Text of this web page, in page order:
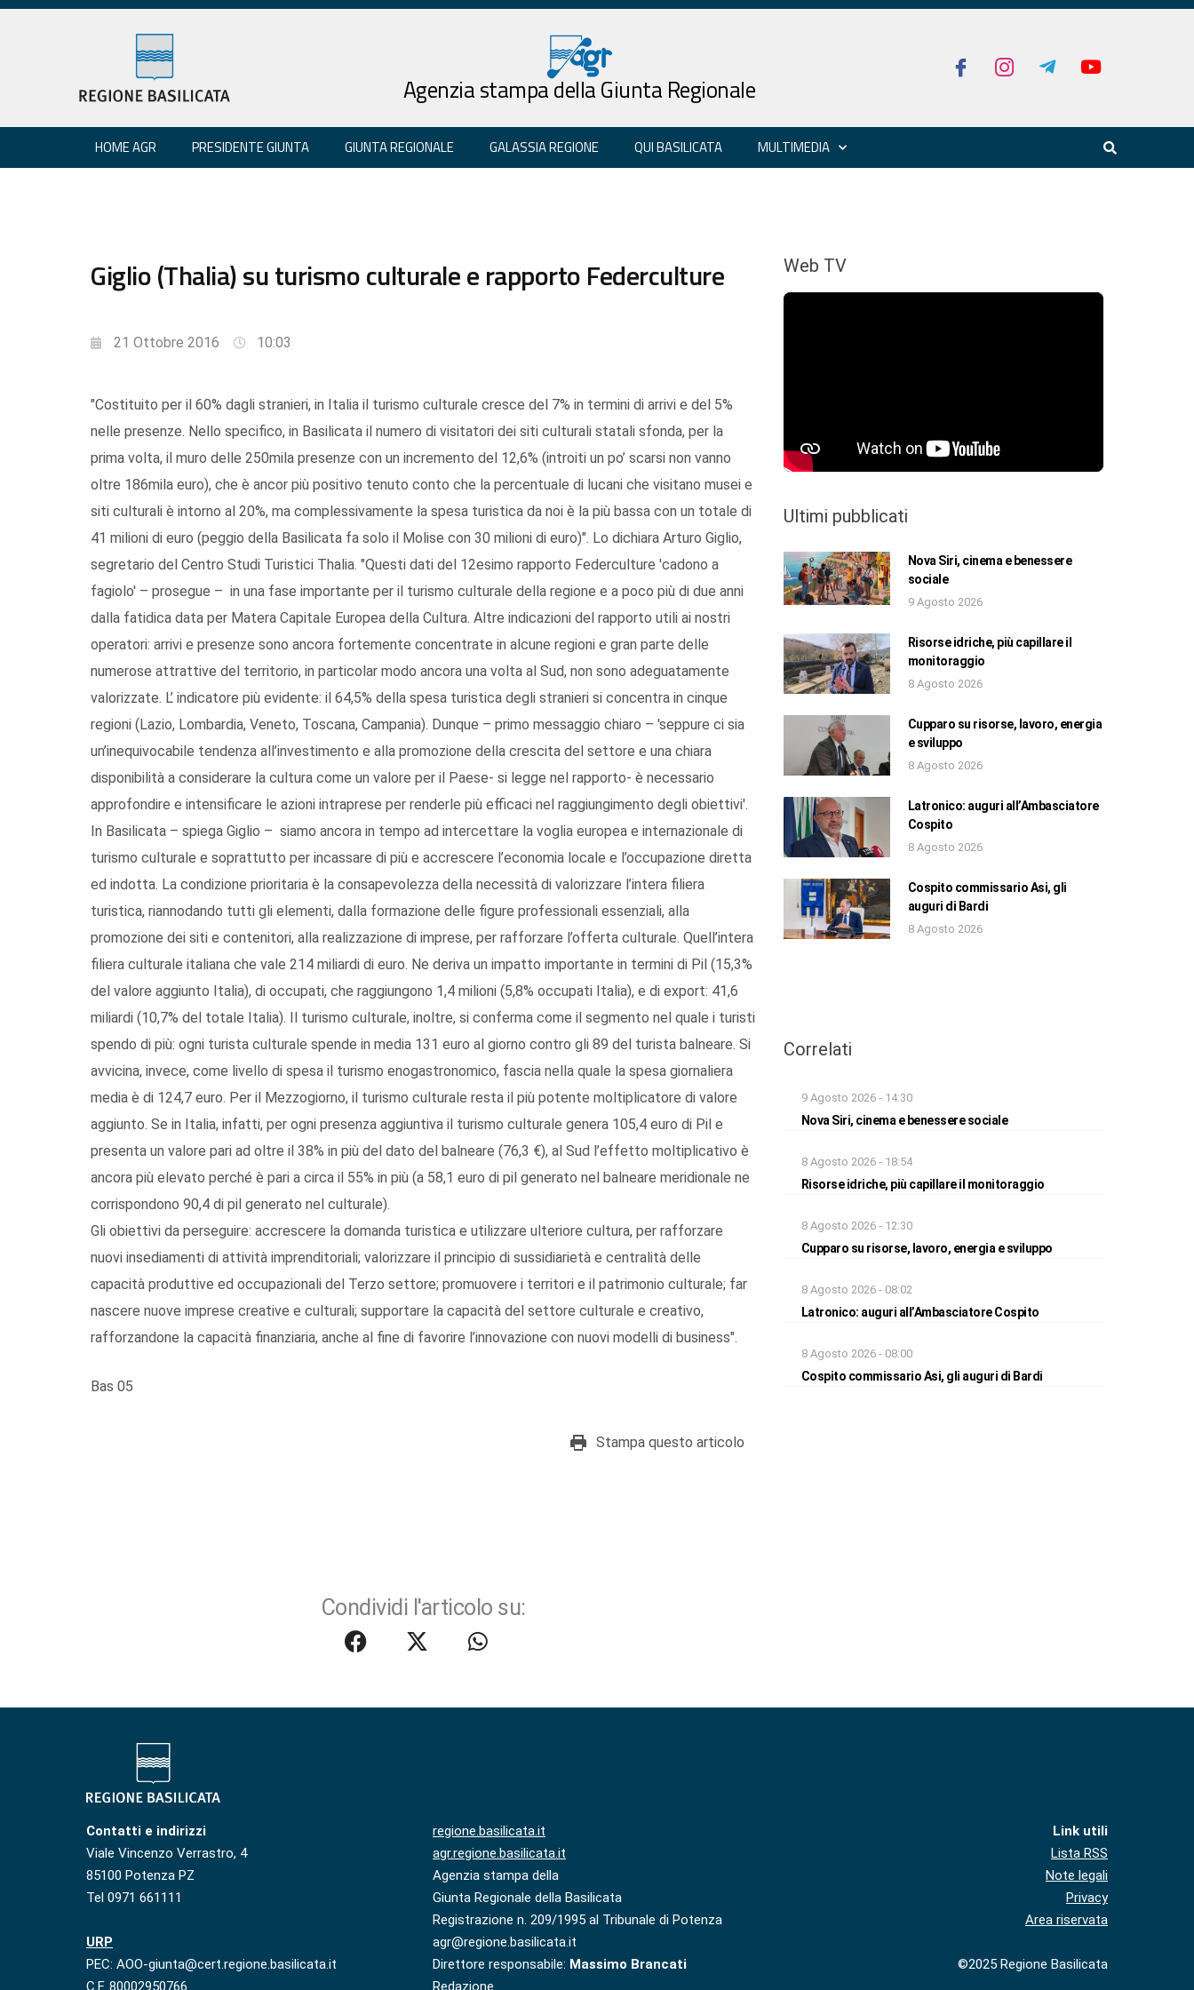
Agenzia stampa della Giunta Regionale
HOME AGR PRESIDENTE GIUNTA GIUNTA REGIONALE GALASSIA REGIONE QUI BASILICATA MULTIMEDIA
Giglio (Thalia) su turismo culturale e rapporto Federculture
21 Ottobre 2016 10:03
"Costituito per il 60% dagli stranieri, in Italia il turismo culturale cresce del 7% in termini di arrivi e del 5%
nelle presenze. Nello specifico, in Basilicata il numero di visitatori dei siti culturali statali sfonda, per la
prima volta, il muro delle 250mila presenze con un incremento del 12,6% (introiti un po’ scarsi non vanno
oltre 186mila euro), che è ancor più positivo tenuto conto che la percentuale di lucani che visitano musei e
siti culturali è intorno al 20%, ma complessivamente la spesa turistica da noi è la più bassa con un totale di
41 milioni di euro (peggio della Basilicata fa solo il Molise con 30 milioni di euro)". Lo dichiara Arturo Giglio,
segretario del Centro Studi Turistici Thalia. "Questi dati del 12esimo rapporto Federculture 'cadono a
fagiolo' – prosegue – in una fase importante per il turismo culturale della regione e a poco più di due anni
dalla fatidica data per Matera Capitale Europea della Cultura. Altre indicazioni del rapporto utili ai nostri
operatori: arrivi e presenze sono ancora fortemente concentrate in alcune regioni e gran parte delle
numerose attrattive del territorio, in particolar modo ancora una volta al Sud, non sono adeguatamente
valorizzate. L’ indicatore più evidente: il 64,5% della spesa turistica degli stranieri si concentra in cinque
regioni (Lazio, Lombardia, Veneto, Toscana, Campania). Dunque – primo messaggio chiaro – 'seppure ci sia
un’inequivocabile tendenza all’investimento e alla promozione della crescita del settore e una chiara
disponibilità a considerare la cultura come un valore per il Paese- si legge nel rapporto- è necessario
approfondire e intensificare le azioni intraprese per renderle più efficaci nel raggiungimento degli obiettivi'.
In Basilicata – spiega Giglio – siamo ancora in tempo ad intercettare la voglia europea e internazionale di
turismo culturale e soprattutto per incassare di più e accrescere l’economia locale e l’occupazione diretta
ed indotta. La condizione prioritaria è la consapevolezza della necessità di valorizzare l’intera filiera
turistica, riannodando tutti gli elementi, dalla formazione delle figure professionali essenziali, alla
promozione dei siti e contenitori, alla realizzazione di imprese, per rafforzare l’offerta culturale. Quell’intera
filiera culturale italiana che vale 214 miliardi di euro. Ne deriva un impatto importante in termini di Pil (15,3%
del valore aggiunto Italia), di occupati, che raggiungono 1,4 milioni (5,8% occupati Italia), e di export: 41,6
miliardi (10,7% del totale Italia). Il turismo culturale, inoltre, si conferma come il segmento nel quale i turisti
spendo di più: ogni turista culturale spende in media 131 euro al giorno contro gli 89 del turista balneare. Si
avvicina, invece, come livello di spesa il turismo enogastronomico, fascia nella quale la spesa giornaliera
media è di 124,7 euro. Per il Mezzogiorno, il turismo culturale resta il più potente moltiplicatore di valore
aggiunto. Se in Italia, infatti, per ogni presenza aggiuntiva il turismo culturale genera 105,4 euro di Pil e
presenta un valore pari ad oltre il 38% in più del dato del balneare (76,3 €), al Sud l’effetto moltiplicativo è
ancora più elevato perché è pari a circa il 55% in più (a 58,1 euro di pil generato nel balneare meridionale ne
corrispondono 90,4 di pil generato nel culturale).
Gli obiettivi da perseguire: accrescere la domanda turistica e utilizzare ulteriore cultura, per rafforzare
nuovi insediamenti di attività imprenditoriali; valorizzare il principio di sussidiarietà e centralità delle
capacità produttive ed occupazionali del Terzo settore; promuovere i territori e il patrimonio culturale; far
nascere nuove imprese creative e culturali; supportare la capacità del settore culturale e creativo,
rafforzandone la capacità finanziaria, anche al fine di favorire l’innovazione con nuovi modelli di business".
Bas 05
Stampa questo articolo
Condividi l'articolo su:
Web TV
Ultimi pubblicati
Nova Siri, cinema e benessere
sociale
9 Agosto 2026
Risorse idriche, più capillare il
monitoraggio
8 Agosto 2026
Cupparo su risorse, lavoro, energia
e sviluppo
8 Agosto 2026
Latronico: auguri all’Ambasciatore
Cospito
8 Agosto 2026
Cospito commissario Asi, gli
auguri di Bardi
8 Agosto 2026
Correlati
9 Agosto 2026 - 14:30
Nova Siri, cinema e benessere sociale
8 Agosto 2026 - 18:54
Risorse idriche, più capillare il monitoraggio
8 Agosto 2026 - 12:30
Cupparo su risorse, lavoro, energia e sviluppo
8 Agosto 2026 - 08:02
Latronico: auguri all’Ambasciatore Cospito
8 Agosto 2026 - 08:00
Cospito commissario Asi, gli auguri di Bardi
Contatti e indirizzi
Viale Vincenzo Verrastro, 4
85100 Potenza PZ
Tel 0971 661111
URP
PEC: AOO-giunta@cert.regione.basilicata.it
C.F. 80002950766
regione.basilicata.it
agr.regione.basilicata.it
Agenzia stampa della
Giunta Regionale della Basilicata
Registrazione n. 209/1995 al Tribunale di Potenza
agr@regione.basilicata.it
Direttore responsabile: Massimo Brancati
Redazione
Link utili
Lista RSS
Note legali
Privacy
Area riservata
©2025 Regione Basilicata